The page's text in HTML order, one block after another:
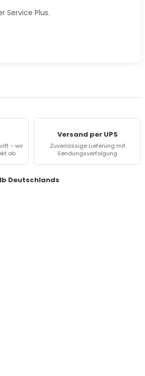
Service Plus.
– wir
ab
Versand per UPS
Zuverlässige Lieferung mit
Sendungsverfolgung
Deutschlands